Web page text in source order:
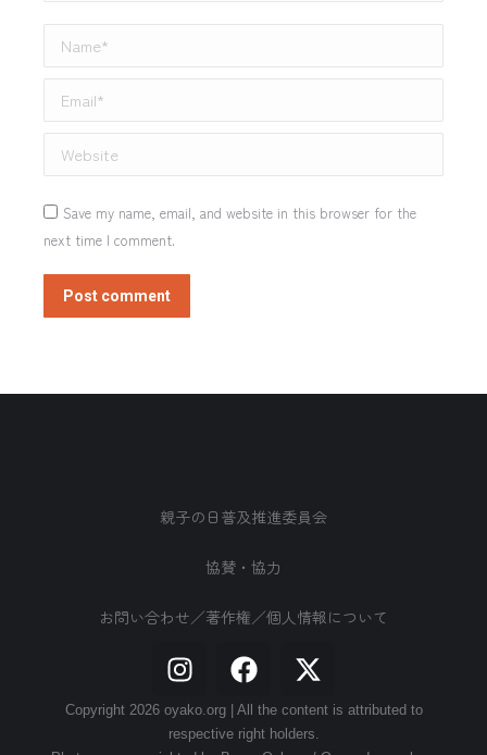
Name *
Email *
Website
Save my name, email, and website in this browser for the
next time I comment.
Post comment
親子の日普及推進委員会
協賛・協力
お問い合わせ／著作権／個人情報について
Copyright 2026 oyako.org | All the content is attributed to
respective right holders.